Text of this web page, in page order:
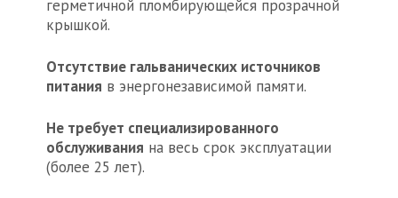
герметичной пломбирующейся прозрачной
крышкой.
Отсутствие гальванических источников
питания в энергонезависимой памяти.
Не требует специализированного
обслуживания на весь срок эксплуатации
(более 25 лет).